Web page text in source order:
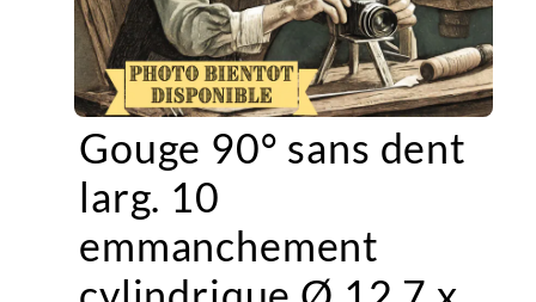
Gouge 90° sans dent
larg. 10
emmanchement